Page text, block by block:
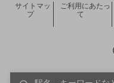
サイトマッ
プ
ご利用にあたっ
て